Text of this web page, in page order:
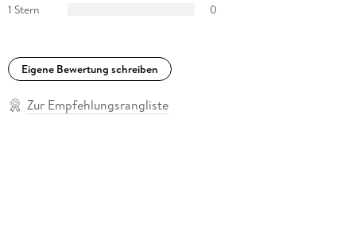
1 Stern
0
Eigene Bewertung schreiben
Zur Empfehlungsrangliste